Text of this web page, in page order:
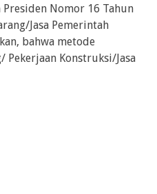
Nomor 16 Tahun
Jasa Pemerintah
bahwa metode
Pekerjaan Konstruksi/Jasa